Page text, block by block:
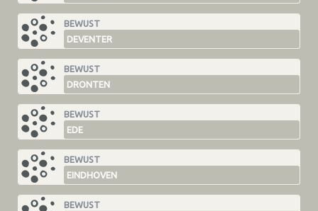
BEWUST
DEVENTER
BEWUST
DRONTEN
BEWUST
EDE
BEWUST
EINDHOVEN
BEWUST